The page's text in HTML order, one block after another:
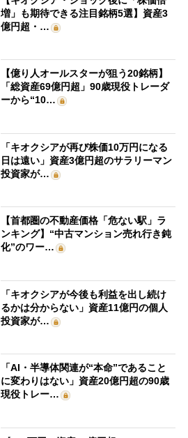
増」も期待できる注目銘柄5選】資産3
億円超・…
【億り人オールスターが狙う20銘柄】
「総資産69億円超」90歳現役トレーダ
ーから“10…
「キオクシアが再び株価10万円になる
日は遠い」資産3億円超のサラリーマン
投資家が…
【首都圏の不動産価格「危ない駅」ラ
ンキング】“中古マンション売れ行き鈍
化”のワー…
「キオクシアが今後も利益を出し続け
るかは分からない」資産11億円の個人
投資家が…
「AI・半導体関連が“本命”であること
に変わりはない」資産20億円超の90歳
現役トレー…